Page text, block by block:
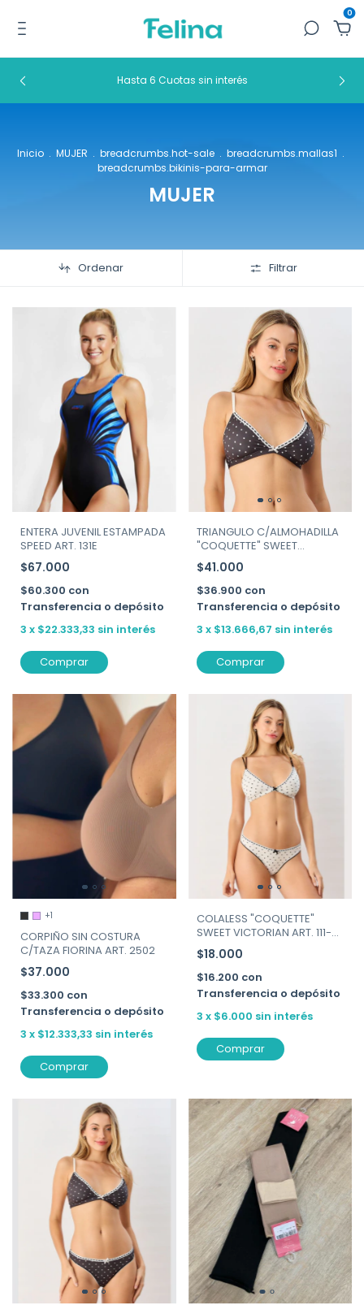
0
Hasta 6 Cuotas sin interés
Inicio . MUJER . breadcrumbs.hot-sale . breadcrumbs.mallas1 .
breadcrumbs.bikinis-para-armar
MUJER
Ordenar Filtrar
ENTERA JUVENIL ESTAMPADA
SPEED ART. 131E
$67.000
$60.300 con
Transferencia o depósito
3 x $22.333,33 sin interés
Comprar
TRIANGULO C/ALMOHADILLA
"COQUETTE" SWEET
VICTORIAN ART. 134-212
$41.000
$36.900 con
Transferencia o depósito
3 x $13.666,67 sin interés
Comprar
+1
CORPIÑO SIN COSTURA
C/TAZA FIORINA ART. 2502
$37.000
$33.300 con
Transferencia o depósito
3 x $12.333,33 sin interés
Comprar
COLALESS "COQUETTE"
SWEET VICTORIAN ART. 111-
212
$18.000
$16.200 con
Transferencia o depósito
3 x $6.000 sin interés
Comprar